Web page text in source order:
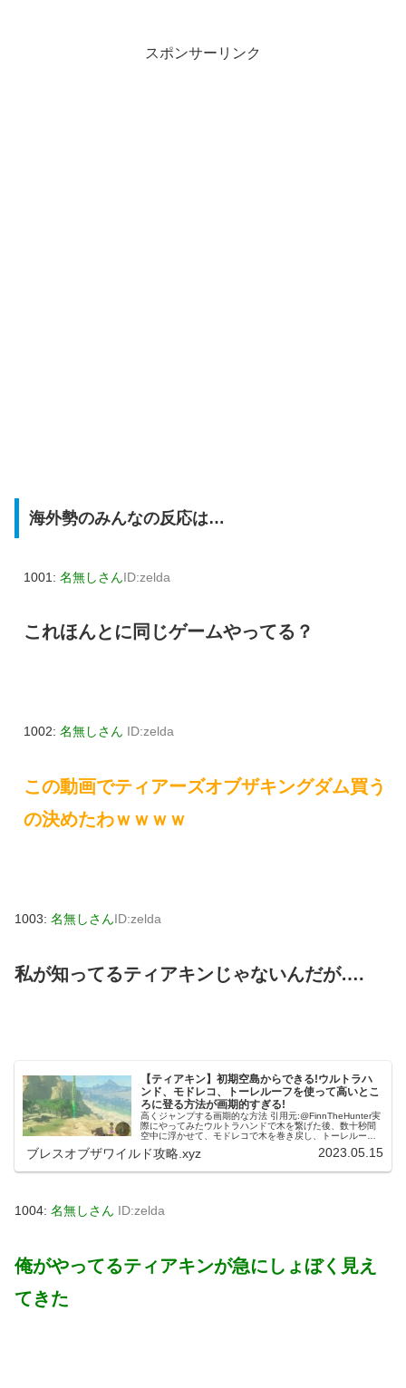
スポンサーリンク
海外勢のみんなの反応は…
1001: 名無しさんID:zelda
これほんとに同じゲームやってる？
1002: 名無しさん ID:zelda
この動画でティアーズオブザキングダム買う
の決めたわｗｗｗｗ
1003: 名無しさんID:zelda
私が知ってるティアキンじゃないんだが….
【ティアキン】初期空島からできる!ウルトラハ
ンド、モドレコ、トーレルーフを使って高いとこ
ろに登る方法が画期的すぎる!
高くジャンプする画期的な方法 引用元:@FinnTheHunter実
際にやってみたウルトラハンドで木を繋げた後、数十秒間
空中に浮かせて、モドレコで木を巻き戻し、トーレルーフ
みんなの反応は...
ブレスオブザワイルド攻略.xyz 2023.05.15
1004: 名無しさん ID:zelda
俺がやってるティアキンが急にしょぼく見え
てきた